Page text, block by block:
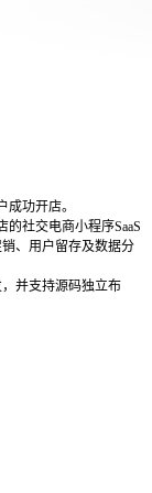
成功开店。
社交电商小程序SaaS
、用户留存及数据分
并支持源码独立布